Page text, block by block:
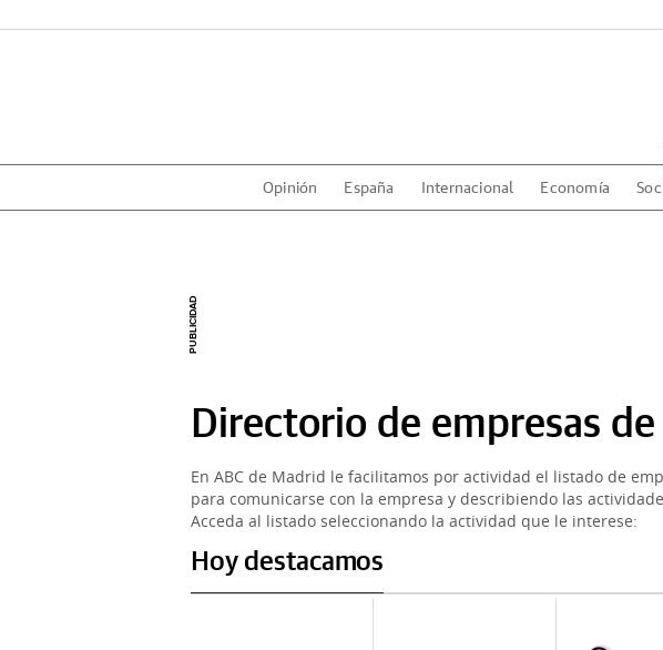
Opinión España Internacional Economía
Directorio de empresas de
En ABC de Madrid le facilitamos por actividad el listado de
para comunicarse con la empresa y describiendo las
Acceda al listado seleccionando la actividad que le interese:
Hoy destacamos